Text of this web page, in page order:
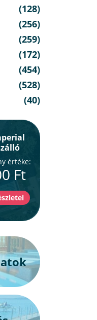
(128)
(256)
(259)
(172)
(454)
(528)
(40)
értéke:
Ft